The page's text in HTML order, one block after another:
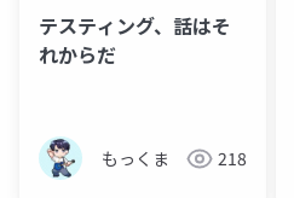
テスティング、話はそ
れからだ
もっくま 218